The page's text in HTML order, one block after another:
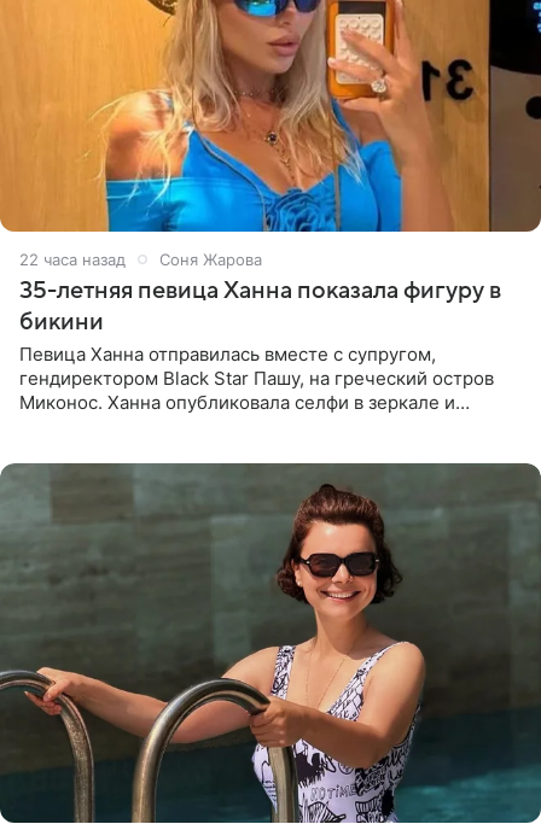
22 часа назад Соня Жарова
35-летняя певица Ханна показала фигуру в
бикини
Певица Ханна отправилась вместе с супругом,
гендиректором Black Star Пашу, на греческий остров
Миконос. Ханна опубликовала селфи в зеркале и